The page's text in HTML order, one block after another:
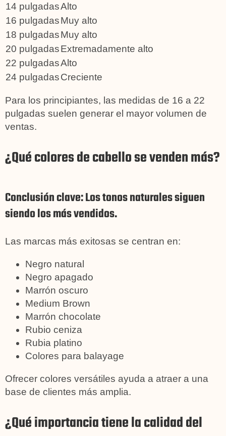
14 pulgadasAlto
16 pulgadasMuy alto
18 pulgadasMuy alto
20 pulgadasExtremadamente alto
22 pulgadasAlto
24 pulgadasCreciente
Para los principiantes, las medidas de 16 a 22
pulgadas suelen generar el mayor volumen de
ventas.
¿Qué colores de cabello se venden más?
Conclusión clave: Los tonos naturales siguen
siendo los más vendidos.
Las marcas más exitosas se centran en:
Negro natural
Negro apagado
Marrón oscuro
Medium Brown
Marrón chocolate
Rubio ceniza
Rubia platino
Colores para balayage
Ofrecer colores versátiles ayuda a atraer a una
base de clientes más amplia.
¿Qué importancia tiene la calidad del